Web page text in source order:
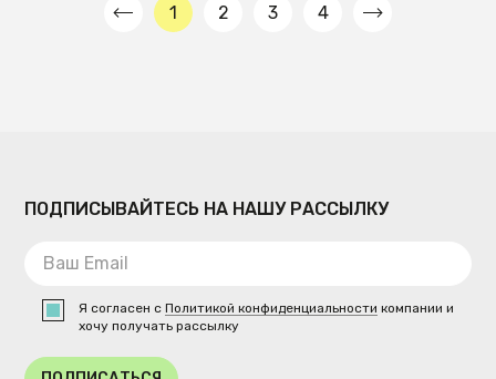
1 2 3 4
ПОДПИСЫВАЙТЕСЬ НА НАШУ РАССЫЛКУ
Я согласен сПолитикой конфиденциальности компании и
хочу получать рассылку